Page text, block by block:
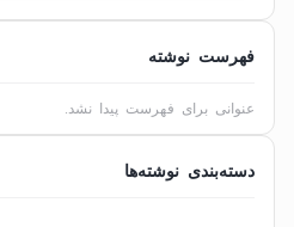
فهرست نوشته
عنوانی برای فهرست پیدا نشد.
دسته‌بندی نوشته‌ها